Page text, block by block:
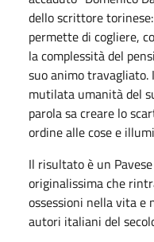
dello scrittore
permette di cogliere,
la complessità del
suo animo travagliato.
mutilata umanità del
parola sa creare lo
ordine alle cose e
Il risultato è un
originalissima che
ossessioni nella vita e
autori italiani del